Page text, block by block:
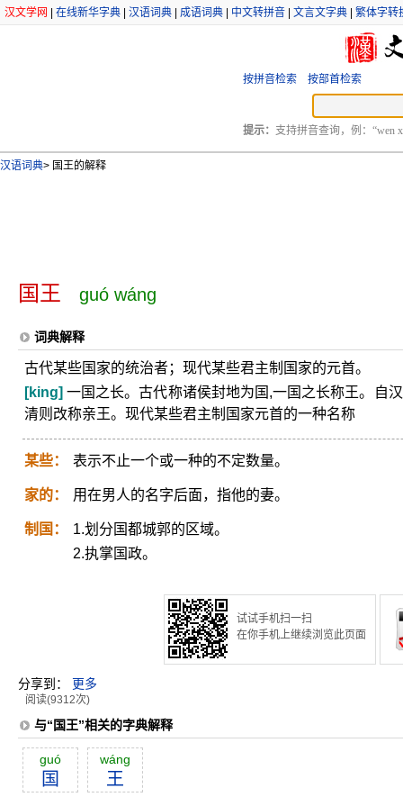
汉文学网 在线新华字典 汉语词典 成语词典 中文转拼音 文言文字典 繁体字转
按拼音检索 按部首检索
提示： 支持拼音查询，例：“wen
汉语词典> 国王的解释
国王 guó wáng
词典解释
古代某些国家的统治者；现代某些君主制国家的元首。
[king] 一国之长。古代称诸侯封地为国,一国之长称王。自
清则改称亲王。现代某些君主制国家元首的一种名称
某些： 表示不止一个或一种的不定数量。
家的： 用在男人的名字后面，指他的妻。
制国：
1.划分国都城郭的区域。
2.执掌国政。
试试手机扫一扫
在你手机上继续浏览此页面
分享到： 更多
阅读(9312次)
与“国王”相关的字典解释
guó
国
wáng
王